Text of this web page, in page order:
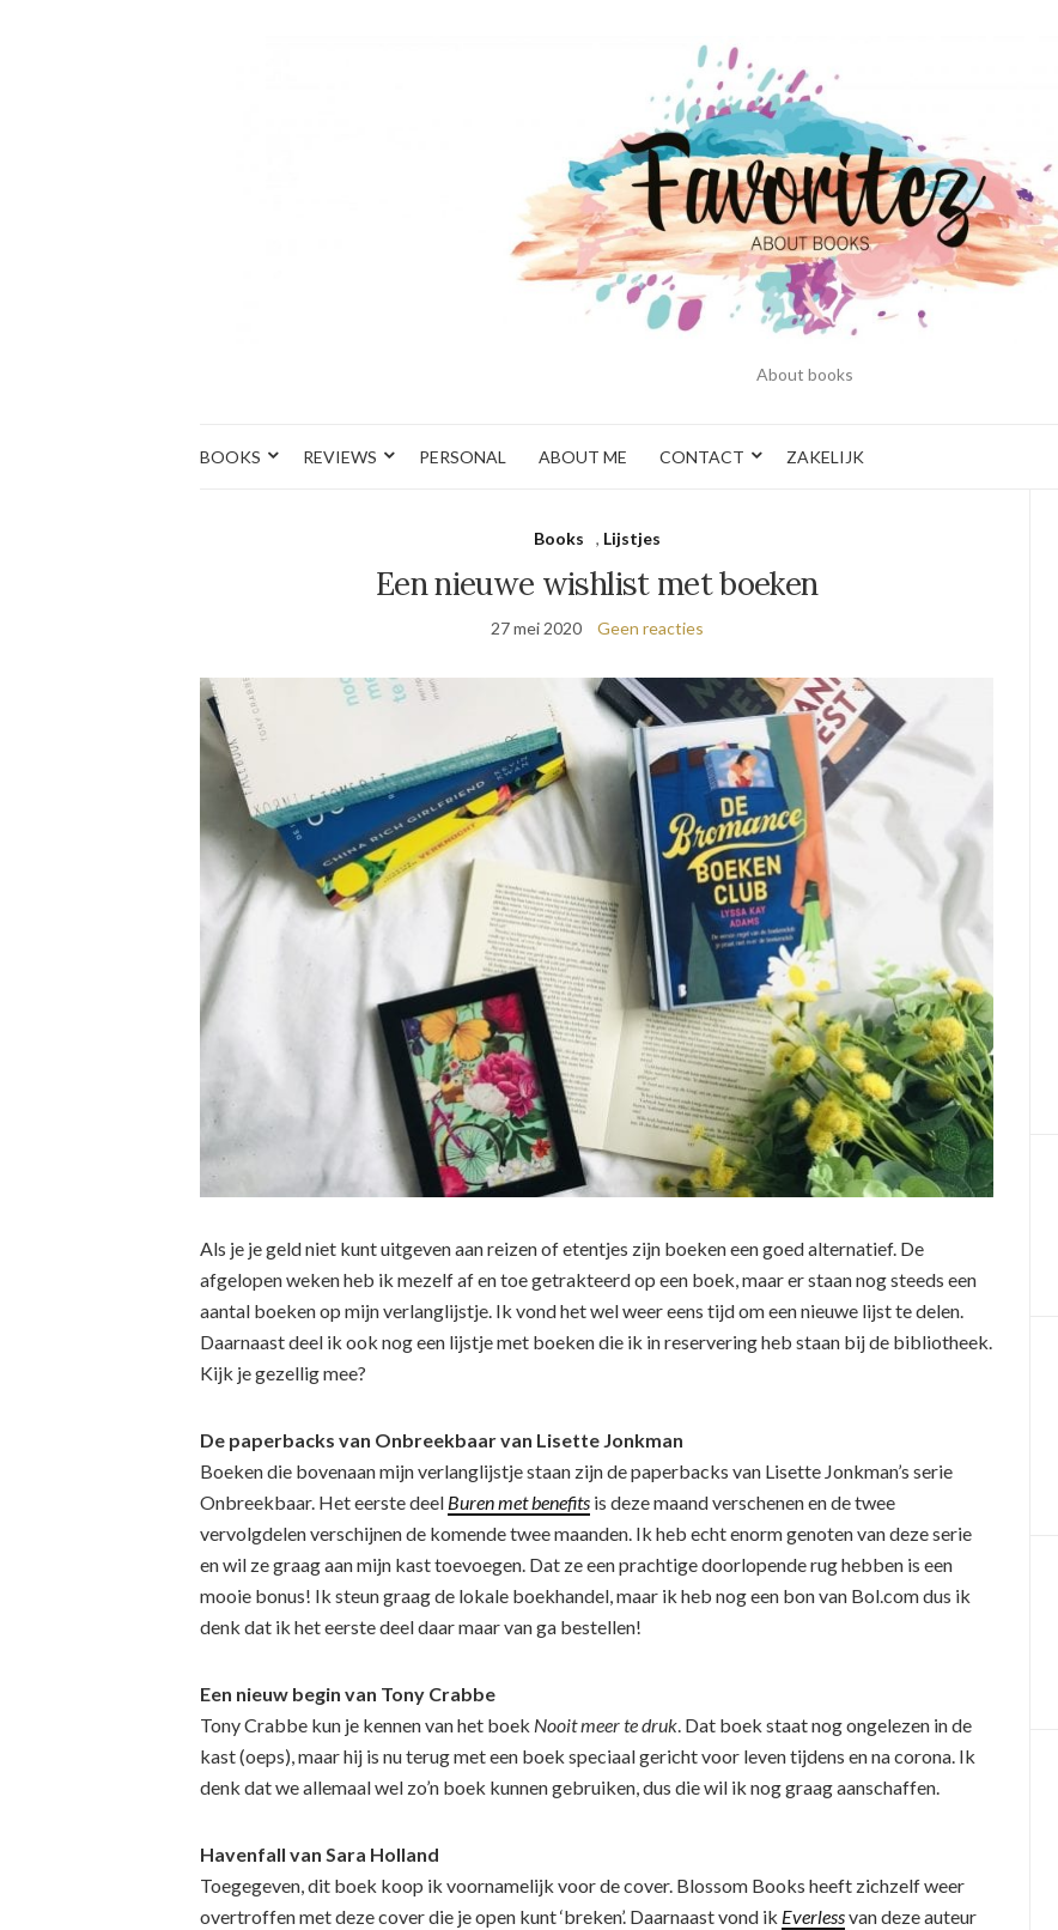
About books
BOOKS REVIEWS PERSONAL ABOUT ME CONTACT ZAKELIJK
Books , Lijstjes
Een nieuwe wishlist met boeken
27 mei 2020 Geen reacties
Als je je geld niet kunt uitgeven aan reizen of etentjes zijn boeken een goed alternatief. De
afgelopen weken heb ik mezelf af en toe getrakteerd op een boek, maar er staan nog steeds een
aantal boeken op mijn verlanglijstje. Ik vond het wel weer eens tijd om een nieuwe lijst te delen.
Daarnaast deel ik ook nog een lijstje met boeken die ik in reservering heb staan bij de bibliotheek.
Kijk je gezellig mee?
De paperbacks van Onbreekbaar van Lisette Jonkman
Boeken die bovenaan mijn verlanglijstje staan zijn de paperbacks van Lisette Jonkman’s serie
Onbreekbaar. Het eerste deel Buren met benefits is deze maand verschenen en de twee
vervolgdelen verschijnen de komende twee maanden. Ik heb echt enorm genoten van deze serie
en wil ze graag aan mijn kast toevoegen. Dat ze een prachtige doorlopende rug hebben is een
mooie bonus! Ik steun graag de lokale boekhandel, maar ik heb nog een bon van Bol.com dus ik
denk dat ik het eerste deel daar maar van ga bestellen!
Een nieuw begin van Tony Crabbe
Tony Crabbe kun je kennen van het boek Nooit meer te druk. Dat boek staat nog ongelezen in de
kast (oeps), maar hij is nu terug met een boek speciaal gericht voor leven tijdens en na corona. Ik
denk dat we allemaal wel zo’n boek kunnen gebruiken, dus die wil ik nog graag aanschaffen.
Havenfall van Sara Holland
Toegegeven, dit boek koop ik voornamelijk voor de cover. Blossom Books heeft zichzelf weer
overtroffen met deze cover die je open kunt ‘breken’. Daarnaast vond ik Everlessvan deze auteur